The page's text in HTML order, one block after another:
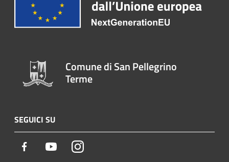
Comune di San Pellegrino
Terme
SEGUICI SU
Facebook YoutubeInstagram